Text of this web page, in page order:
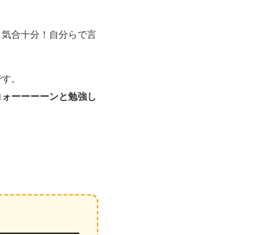
合十分！自分らで言
。
ーーーーンと勉強し